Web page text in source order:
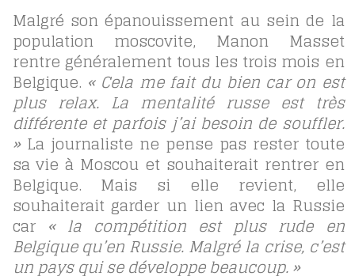
Malgré son épanouissement au sein de la
population moscovite, Manon Masset
rentre généralement tous les trois mois en
Belgique. « Cela me fait du bien car on est
plus relax. La mentalité russe est très
différente et parfois j’ai besoin de souffler.
»La journaliste ne pense pas rester toute
sa vie à Moscou et souhaiterait rentrer en
Belgique. Mais si elle revient, elle
souhaiterait garder un lien avec la Russie
car « la compétition est plus rude en
Belgique qu’en Russie. Malgré la crise, c’est
un pays qui se développe beaucoup. »